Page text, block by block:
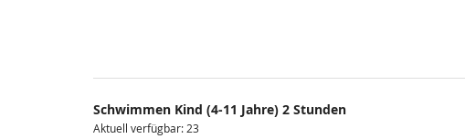
Schwimmen Kind (4-11 Jahre) 2 Stunden
Aktuell verfügbar: 23